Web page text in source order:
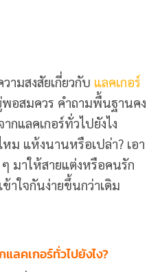
ามสงสัยเกี่ยวกับ แลคเกอร์
อสมควร คำถามพื้นฐานคง
กแลคเกอร์ทั่วไปยังไง
ม แห้งนานหรือเปล่า? เอา
มาให้สายแต่งหรือคนรัก
าใจกันง่ายขึ้นกว่าเดิม
แลคเกอร์ทั่วไปยังไง?